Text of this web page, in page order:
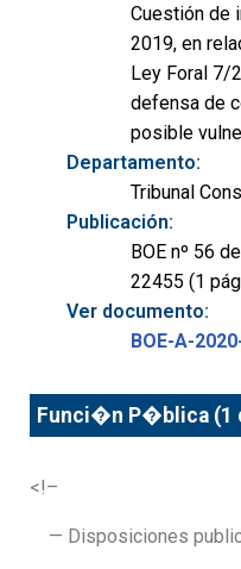
Cuestión de
2019, en
Ley Foral 7/
defensa de
posible
Departamento:
Tribunal
Publicación:
BOE nº 56
22455 (1
Ver documento:
BOE-A-
Funci�n P�blica (1
<!–
— Disposiciones